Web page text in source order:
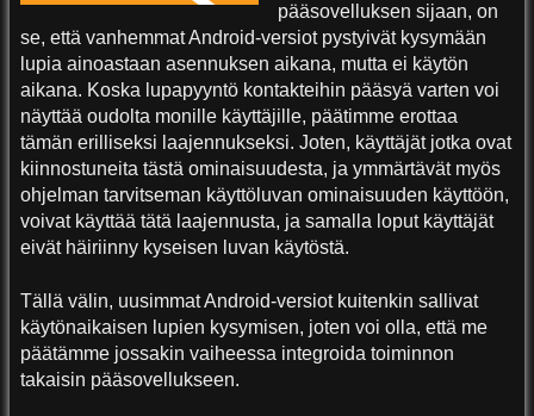
pääsovelluksen sijaan, on
se, että vanhemmat Android-versiot pystyivät kysymään
lupia ainoastaan asennuksen aikana, mutta ei käytön
aikana. Koska lupapyyntö kontakteihin pääsyä varten voi
näyttää oudolta monille käyttäjille, päätimme erottaa
tämän erilliseksi laajennukseksi. Joten, käyttäjät jotka ovat
kiinnostuneita tästä ominaisuudesta, ja ymmärtävät myös
ohjelman tarvitseman käyttöluvan ominaisuuden käyttöön,
voivat käyttää tätä laajennusta, ja samalla loput käyttäjät
eivät häiriinny kyseisen luvan käytöstä.
Tällä välin, uusimmat Android-versiot kuitenkin sallivat
käytönaikaisen lupien kysymisen, joten voi olla, että me
päätämme jossakin vaiheessa integroida toiminnon
takaisin pääsovellukseen.